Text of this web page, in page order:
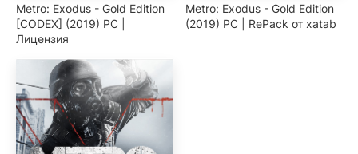
Metro: Exodus - Gold Edition
[CODEX] (2019) PC |
Лицензия
Metro: Exodus - Gold Edition
(2019) PC | RePack от xatab